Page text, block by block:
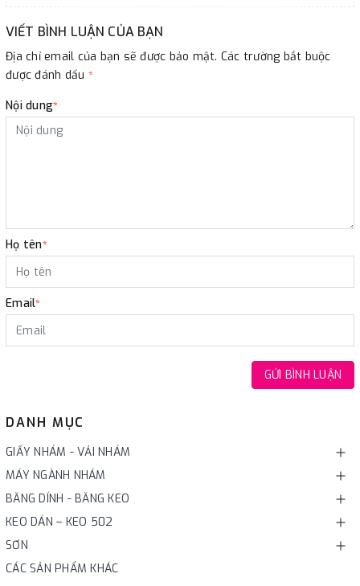
DANH MỤC
GIẤY NHÁM - VẢI NHÁM
MÁY NGÀNH NHÁM
BĂNG DÍNH - BĂNG KEO
KEO DÁN – KEO 502
SƠN
CÁC SẢN PHẨM KHÁC
VIẾT BÌNH LUẬN CỦA BẠN
Địa chỉ email của bạn sẽ được bảo mật. Các trường bắt buộc
được đánh dấu *
Nội dung*
Họ tên*
Email*
GỬI BÌNH LUẬN